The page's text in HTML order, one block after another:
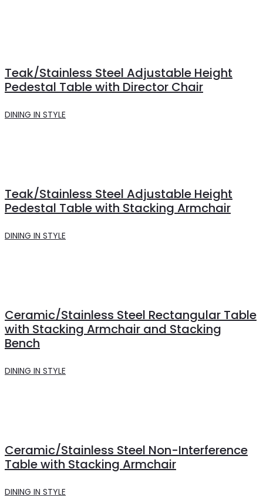
Teak/Stainless Steel Adjustable Height
Pedestal Table with Director Chair
DINING IN STYLE
Teak/Stainless Steel Adjustable Height
Pedestal Table with Stacking Armchair
DINING IN STYLE
Ceramic/Stainless Steel Rectangular Table
with Stacking Armchair and Stacking
Bench
DINING IN STYLE
Ceramic/Stainless Steel Non-Interference
Table with Stacking Armchair
DINING IN STYLE